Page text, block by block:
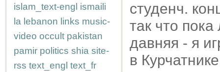
islam_text-engl ismaili
la lebanon links music-
video occult pakistan
pamir politics shia site-
rss text_engl text_fr
студенч.
так что
давняя - я
в